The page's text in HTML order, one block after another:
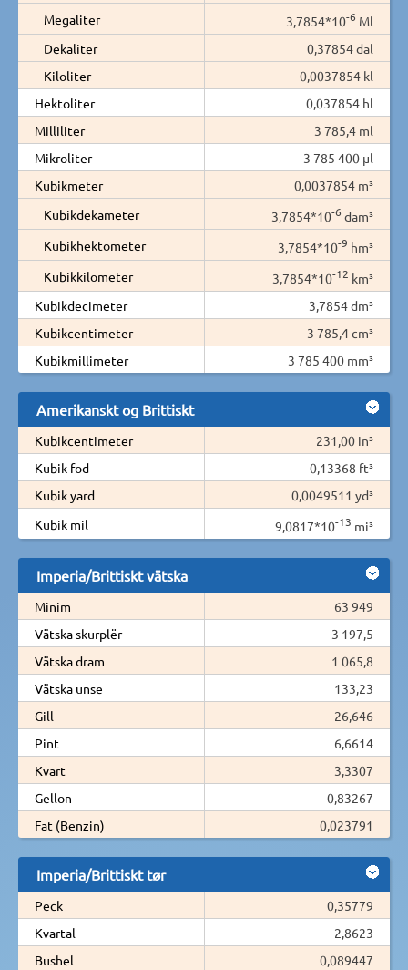
Megaliter
3,7854*10-6 Ml
Dekaliter
0,37854 dal
Kiloliter
0,0037854 kl
Hektoliter
0,037854 hl
Milliliter
3 785,4 ml
Mikroliter
3 785 400 µl
Kubikmeter
0,0037854 m³
Kubikdekameter
3,7854*10-6 dam³
Kubikhektometer
3,7854*10-9 hm³
Kubikkilometer
3,7854*10-12 km³
Kubikdecimeter
3,7854 dm³
Kubikcentimeter
3 785,4 cm³
Kubikmillimeter
3 785 400 mm³
Amerikanskt og Brittiskt
Kubikcentimeter
231,00 in³
Kubik fod
0,13368 ft³
Kubik yard
0,0049511 yd³
Kubik mil
9,0817*10-13 mi³
Imperia/Brittiskt vätska
Minim
63 949
Vätska skurplër
3 197,5
Vätska dram
1 065,8
Vätska unse
133,23
Gill
26,646
Pint
6,6614
Kvart
3,3307
Gellon
0,83267
Fat (Benzin)
0,023791
Imperia/Brittiskt tør
Peck
0,35779
Kvartal
2,8623
Bushel
0,089447